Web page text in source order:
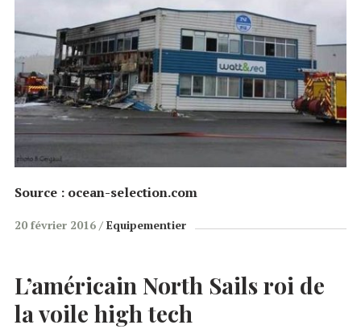
Source : ocean-selection.com
20 février 2016 Equipementier
L’américain North Sails roi de
la voile high tech